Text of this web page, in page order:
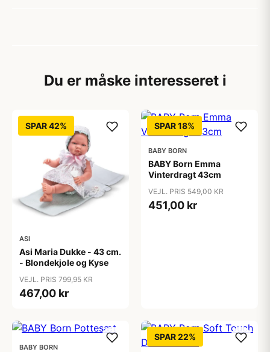
Du er måske interesseret i
SPAR 42%
ASI
Asi Maria Dukke - 43 cm.
- Blondekjole og Kyse
VEJL. PRIS 799,95 KR
467,00 kr
SPAR 18%
BABY BORN
BABY Born Emma
Vinterdragt 43cm
VEJL. PRIS 549,00 KR
451,00 kr
BABY BORN
SPAR 22%